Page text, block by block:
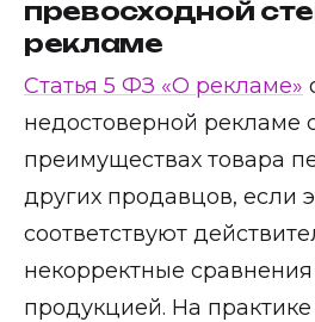
превосходной
рекламе
Статья 5 ФЗ «О рекламе»
недостоверной рекламе
преимуществах товара
других продавцов, если
соответствуют
некорректные
продукцией. На практике